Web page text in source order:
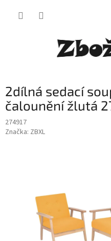
2dílná sedací
čalounění žlutá
274917
Značka: ZBXL